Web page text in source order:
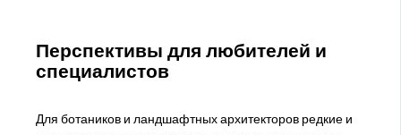
Перспективы для любителей и
специалистов
Для ботаников и ландшафтных архитекторов редкие и